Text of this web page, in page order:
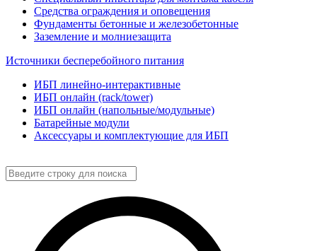
Средства ограждения и оповещения
Фундаменты бетонные и железобетонные
Заземление и молниезащита
Источники бесперебойного питания
ИБП линейно-интерактивные
ИБП онлайн (rack/tower)
ИБП онлайн (напольные/модульные)
Батарейные модули
Аксессуары и комплектующие для ИБП